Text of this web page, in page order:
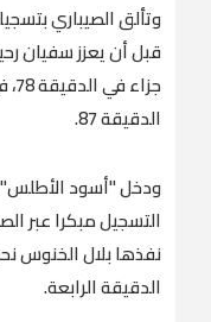
قبل أن يعزز سفيان
الدقيقة ​87.
ودخل "أسود ‌الأطلس"
التسجيل مبكرا عبر
نفذها بلال الخنوس
الدقيقة الرابعة.